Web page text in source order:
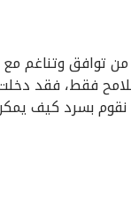
من توافق
فقط، فقد
نقوم بسرد كيف